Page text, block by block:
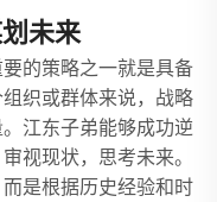
未来
的策略之一就是具备
织或群体来说，战略
江东子弟能够成功逆
视现状，思考未来。
是根据历史经验和时